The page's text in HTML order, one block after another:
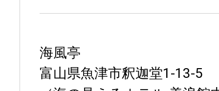
海風亭
富山県魚津市釈迦堂1-13-5